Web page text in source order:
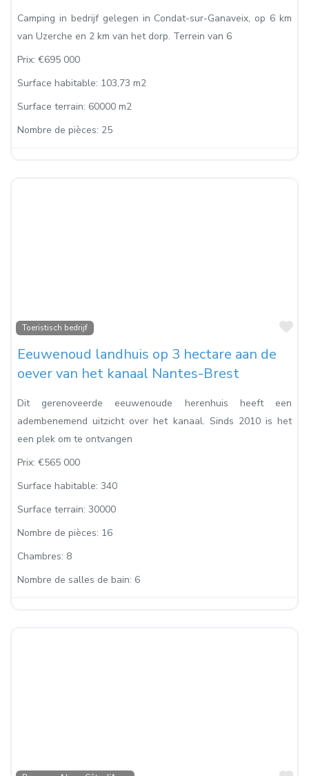
Camping in bedrijf gelegen in Condat-sur-Ganaveix, op 6 km
van Uzerche en 2 km van het dorp. Terrein van 6
Prix: €695 000
Surface habitable: 103,73 m2
Surface terrain: 60000 m2
Nombre de pièces: 25
Toeristisch bedrijf
Eeuwenoud landhuis op 3 hectare aan de
oever van het kanaal Nantes-Brest
Dit gerenoveerde eeuwenoude herenhuis heeft een
adembenemend uitzicht over het kanaal. Sinds 2010 is het
een plek om te ontvangen
Prix: €565 000
Surface habitable: 340
Surface terrain: 30000
Nombre de pièces: 16
Chambres: 8
Nombre de salles de bain: 6